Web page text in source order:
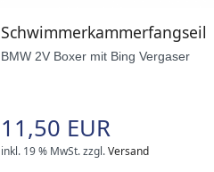
Schwimmerkammerfangseil
BMW 2V Boxer mit Bing Vergaser
11,50 EUR
inkl. 19 % MwSt.zzgl.Versand